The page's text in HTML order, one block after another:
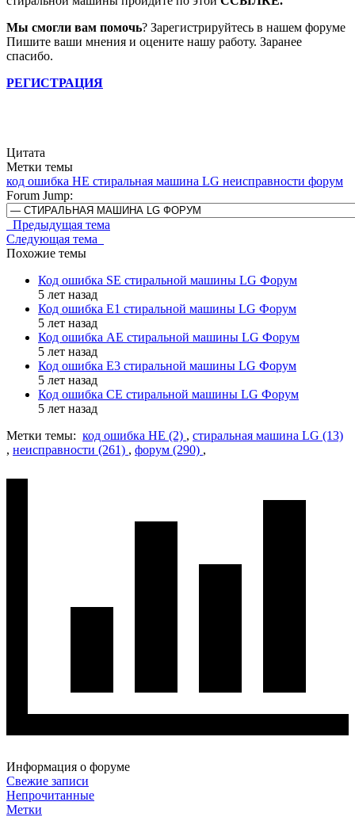
Мы смогли вам помочь? Зарегистрируйтесь в нашем форуме
Пишите ваши мнения и оцените нашу работу. Заранее
спасибо.
РЕГИСТРАЦИЯ
Цитата
Метки темы
код ошибка HE стиральная машина LG неисправности форум
Forum Jump:
Предыдущая тема
Следующая тема
Похожие темы
Код ошибка SE стиральной машины LG Форум
5 лет назад
Код ошибка E1 стиральной машины LG Форум
5 лет назад
Код ошибка AE стиральной машины LG Форум
5 лет назад
Код ошибка E3 стиральной машины LG Форум
5 лет назад
Код ошибка CE стиральной машины LG Форум
5 лет назад
Метки темы: код ошибка HE (2) , стиральная машина LG (13)
, неисправности (261) , форум (290) ,
Информация о форуме
Свежие записи
Непрочитанные
Метки